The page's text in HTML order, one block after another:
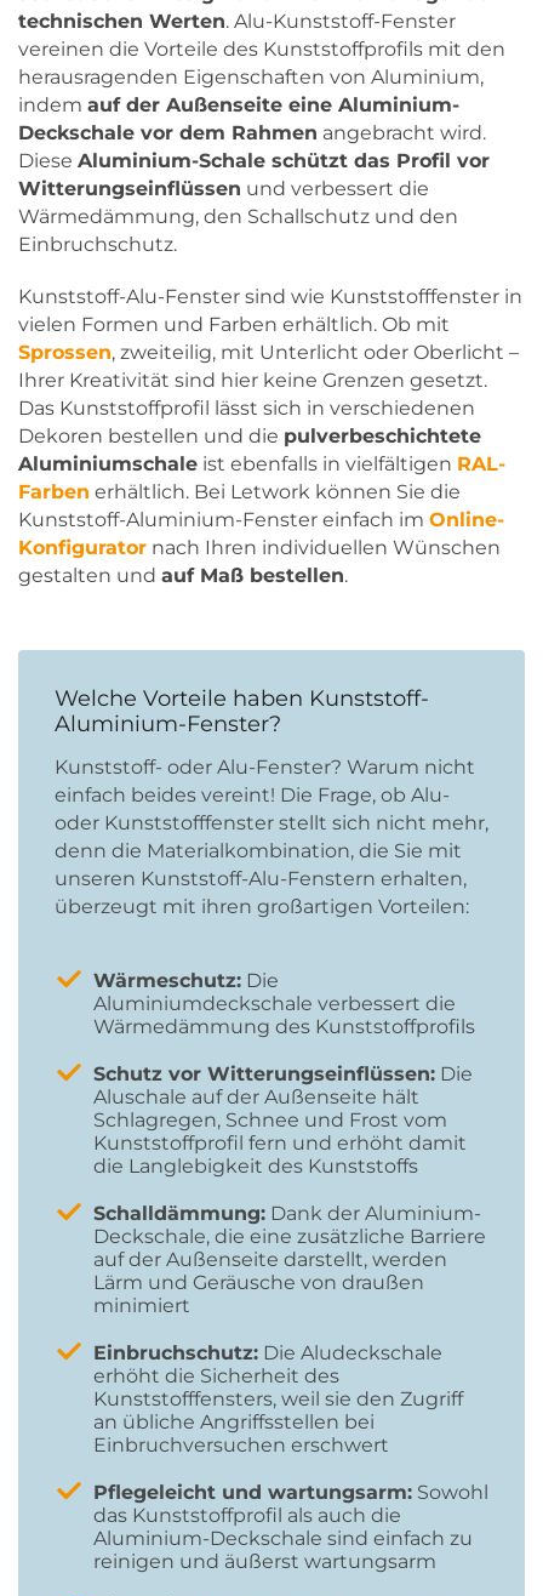
technischen Werten. Alu-Kunststoff-Fenster
vereinen die Vorteile des Kunststoffprofils mit den
herausragenden Eigenschaften von Aluminium,
indem auf der Außenseite eine Aluminium-
Deckschale vor dem Rahmen angebracht wird.
Diese Aluminium-Schale schützt das Profil vor
Witterungseinflüssen und verbessert die
Wärmedämmung, den Schallschutz und den
Einbruchschutz.
Kunststoff-Alu-Fenster sind wie Kunststofffenster in
vielen Formen und Farben erhältlich. Ob mit
Sprossen, zweiteilig, mit Unterlicht oder Oberlicht –
Ihrer Kreativität sind hier keine Grenzen gesetzt.
Das Kunststoffprofil lässt sich in verschiedenen
Dekoren bestellen und die pulverbeschichtete
Aluminiumschale ist ebenfalls in vielfältigen RAL-
Farben erhältlich. Bei Letwork können Sie die
Kunststoff-Aluminium-Fenster einfach im Online-
Konfigurator nach Ihren individuellen Wünschen
gestalten und auf Maß bestellen.
Welche Vorteile haben Kunststoff-
Aluminium-Fenster?
Kunststoff- oder Alu-Fenster? Warum nicht
einfach beides vereint! Die Frage, ob Alu-
oder Kunststofffenster stellt sich nicht mehr,
denn die Materialkombination, die Sie mit
unseren Kunststoff-Alu-Fenstern erhalten,
überzeugt mit ihren großartigen Vorteilen:
Wärmeschutz: Die
Aluminiumdeckschale verbessert die
Wärmedämmung des Kunststoffprofils
Schutz vor Witterungseinflüssen: Die
Aluschale auf der Außenseite hält
Schlagregen, Schnee und Frost vom
Kunststoffprofil fern und erhöht damit
die Langlebigkeit des Kunststoffs
Schalldämmung: Dank der Aluminium-
Deckschale, die eine zusätzliche Barriere
auf der Außenseite darstellt, werden
Lärm und Geräusche von draußen
minimiert
Einbruchschutz: Die Aludeckschale
erhöht die Sicherheit des
Kunststofffensters, weil sie den Zugriff
an übliche Angriffsstellen bei
Einbruchversuchen erschwert
Pflegeleicht und wartungsarm: Sowohl
das Kunststoffprofil als auch die
Aluminium-Deckschale sind einfach zu
reinigen und äußerst wartungsarm